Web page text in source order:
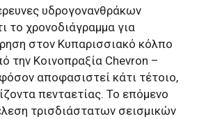
υδρογονανθράκων
το χρονοδιάγραμμα για
στον Κυπαρισσιακό κόλπο
την Κοινοπραξία Chevron –
αποφασιστεί κάτι τέτοιο,
πενταετίας. Το επόμενο
τρισδιάστατων σεισμικών